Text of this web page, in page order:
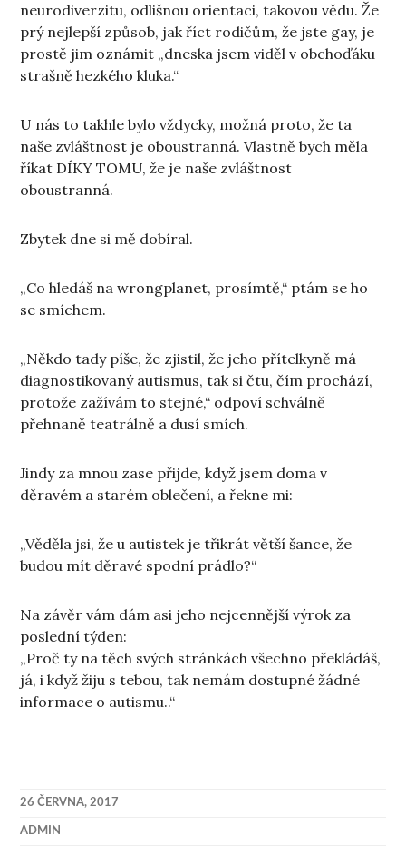
neurodiverzitu, odlišnou orientaci, takovou vědu. Že
prý nejlepší způsob, jak říct rodičům, že jste gay, je
prostě jim oznámit „dneska jsem viděl v obchoďáku
strašně hezkého kluka.“
U nás to takhle bylo vždycky, možná proto, že ta
naše zvláštnost je oboustranná. Vlastně bych měla
říkat DÍKY TOMU, že je naše zvláštnost
oboustranná.
Zbytek dne si mě dobíral.
„Co hledáš na wrongplanet, prosímtě,“ ptám se ho
se smíchem.
„Někdo tady píše, že zjistil, že jeho přítelkyně má
diagnostikovaný autismus, tak si čtu, čím prochází,
protože zažívám to stejné,“ odpoví schválně
přehnaně teatrálně a dusí smích.
Jindy za mnou zase přijde, když jsem doma v
děravém a starém oblečení, a řekne mi:
„Věděla jsi, že u autistek je třikrát větší šance, že
budou mít děravé spodní prádlo?“
Na závěr vám dám asi jeho nejcennější výrok za
poslední týden:
„Proč ty na těch svých stránkách všechno překládáš,
já, i když žiju s tebou, tak nemám dostupné žádné
informace o autismu..“
26 ČERVNA, 2017
ADMIN